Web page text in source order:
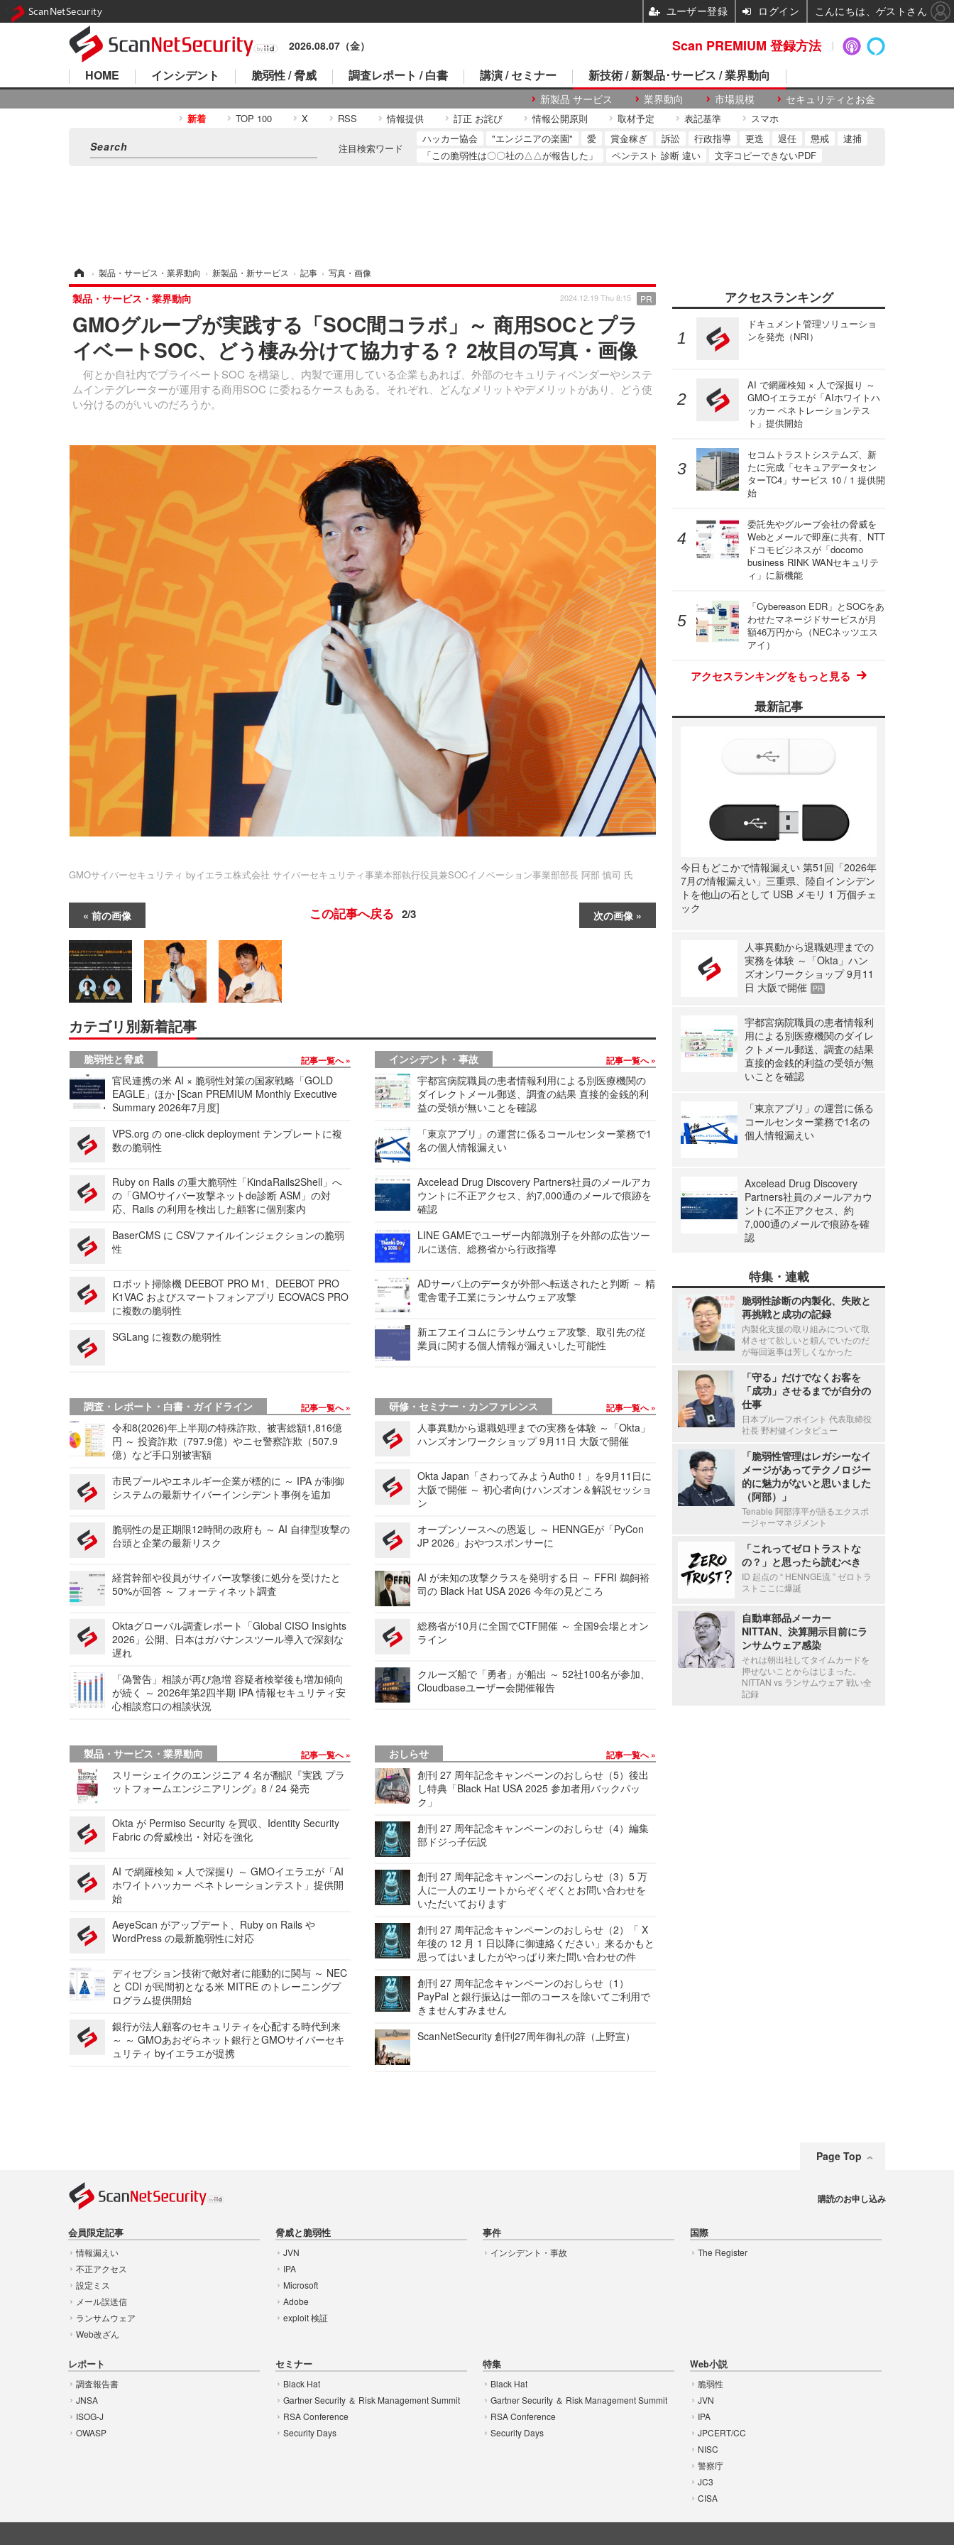
2026.08.07（金）
HOME インシデント 脆弱性 / 脅威 調査レポート / 白書 講演 / セミナー 新技術 / 新製品･サービス / 業界動向
新製品 サービス 業界動向 市場規模 セキュリティとお金
新着 TOP 100 X RSS 情報提供 訂正 お詫び 情報公開原則 取材予定 表記基準 スマホ
注目検索ワード
ハッカー協会 "エンジニアの楽園" 愛 賞金稼ぎ 訴訟 行政指導 更迭 退任 懲戒
逮捕
「この脆弱性は〇〇社の△△が報告した」
ペンテスト 診断 違い 文字コピーできないPDF
› 製品・サービス・業界動向 › 新製品・新サービス › 記事 › 写真・画像
GMOグループが実践する「SOC間コラボ」～ 商用SOCとプラ
イベートSOC、どう棲み分けて協力する？ 2枚目の写真・画像
何とか自社内でプライベートSOC を構築し、内製で運用している企業もあれば、外部のセキュリティベンダーやシステ
ムインテグレーターが運用する商用SOC に委ねるケースもある。それぞれ、どんなメリットやデメリットがあり、どう使
い分けるのがいいのだろうか。
製品・サービス・業界動向 2024.12.19 Thu 8:15 PR
GMOサイバーセキュリティ byイエラエ株式会社 サイバーセキュリティ事業本部執行役員兼SOCイノベーション事業部部長 阿部 慎司 氏
前の画像 次の画像
この記事へ戻る 2/3
カテゴリ別新着記事
脆弱性と脅威 記事一覧へ
官民連携の米 AI × 脆弱性対策の国家戦略「GOLD
EAGLE」ほか [Scan PREMIUM Monthly Executive
Summary 2026年7月度]
VPS.org の one-click deployment テンプレートに複
数の脆弱性
Ruby on Rails の重大脆弱性「KindaRails2Shell」へ
の「GMOサイバー攻撃ネットde診断 ASM」の対
応、Rails の利用を検出した顧客に個別案内
BaserCMS に CSVファイルインジェクションの脆弱
性
ロボット掃除機 DEEBOT PRO M1、DEEBOT PRO
K1VAC およびスマートフォンアプリ ECOVACS PRO
に複数の脆弱性
SGLang に複数の脆弱性
インシデント・事故 記事一覧へ
宇都宮病院職員の患者情報利用による別医療機関の
ダイレクトメール郵送、調査の結果 直接的金銭的利
益の受領が無いことを確認
「東京アプリ」の運営に係るコールセンター業務で1
名の個人情報漏えい
Axcelead Drug Discovery Partners社員のメールアカ
ウントに不正アクセス、約7,000通のメールで痕跡を
確認
LINE GAMEでユーザー内部識別子を外部の広告ツー
ルに送信、総務省から行政指導
ADサーバ上のデータが外部へ転送されたと判断 ～ 精
電舎電子工業にランサムウェア攻撃
新エフエイコムにランサムウェア攻撃、取引先の従
業員に関する個人情報が漏えいした可能性
調査・レポート・白書・ガイドライン 記事一覧へ
令和8(2026)年上半期の特殊詐欺、被害総額1,816億
円 ～ 投資詐欺（797.9億）やニセ警察詐欺（507.9
億）など手口別被害額
市民プールやエネルギー企業が標的に ～ IPA が制御
システムの最新サイバーインシデント事例を追加
脆弱性の是正期限12時間の政府も ～ AI 自律型攻撃の
台頭と企業の最新リスク
経営幹部や役員がサイバー攻撃後に処分を受けたと
50%が回答 ～ フォーティネット調査
Oktaグローバル調査レポート「Global CISO Insights
2026」公開、日本はガバナンスツール導入で深刻な
遅れ
「偽警告」相談が再び急増 容疑者検挙後も増加傾向
が続く ～ 2026年第2四半期 IPA 情報セキュリティ安
心相談窓口の相談状況
研修・セミナー・カンファレンス 記事一覧へ
人事異動から退職処理までの実務を体験 ～「Okta」
ハンズオンワークショップ 9月11日 大阪で開催
Okta Japan「さわってみようAuth0！」を9月11日に
大阪で開催 ～ 初心者向けハンズオン＆解説セッショ
ン
オープンソースへの恩返し ～ HENNGEが「PyCon
JP 2026」おやつスポンサーに
AI が未知の攻撃クラスを発明する日 ～ FFRI 鵜飼裕
司の Black Hat USA 2026 今年の見どころ
総務省が10月に全国でCTF開催 ～ 全国9会場とオン
ライン
クルーズ船で「勇者」が船出 ～ 52社100名が参加、
Cloudbaseユーザー会開催報告
製品・サービス・業界動向 記事一覧へ
スリーシェイクのエンジニア 4 名が翻訳『実践 プラ
ットフォームエンジニアリング』8 / 24 発売
Okta が Permiso Security を買収、Identity Security
Fabric の脅威検出・対応を強化
AI で網羅検知 × 人で深掘り ～ GMOイエラエが「AI
ホワイトハッカー ペネトレーションテスト」提供開
始
AeyeScan がアップデート、Ruby on Rails や
WordPress の最新脆弱性に対応
ディセプション技術で敵対者に能動的に関与 ～ NEC
と CDI が民間初となる米 MITRE のトレーニングプ
ログラム提供開始
銀行が法人顧客のセキュリティを心配する時代到来
～ ～ GMOあおぞらネット銀行とGMOサイバーセキ
ュリティ byイエラエが提携
おしらせ 記事一覧へ
創刊 27 周年記念キャンペーンのおしらせ（5）後出
し特典「Black Hat USA 2025 参加者用バックパッ
ク」
創刊 27 周年記念キャンペーンのおしらせ（4）編集
部ドジっ子伝説
創刊 27 周年記念キャンペーンのおしらせ（3）5 万
人に一人のエリートからぞくぞくとお問い合わせを
いただいております
創刊 27 周年記念キャンペーンのおしらせ（2）「 X
年後の 12 月 1 日以降に御連絡ください」来るかもと
思ってはいましたがやっぱり来た問い合わせの件
創刊 27 周年記念キャンペーンのおしらせ（1）
PayPal と銀行振込は一部のコースを除いてご利用で
きませんすみません
ScanNetSecurity 創刊27周年御礼の辞（上野宣）
アクセスランキング
ドキュメント管理ソリューショ
ンを発売（NRI）
AI で網羅検知 × 人で深掘り ～
GMOイエラエが「AIホワイトハ
ッカー ペネトレーションテス
ト」提供開始
セコムトラストシステムズ、新
たに完成「セキュアデータセン
ターTC4」サービス 10 / 1 提供開
始
委託先やグループ会社の脅威を
Webとメールで即座に共有、NTT
ドコモビジネスが「docomo
business RINK WANセキュリテ
ィ」に新機能
「Cybereason EDR」とSOCをあ
わせたマネージドサービスが月
額46万円から（NECネッツエス
アイ）
アクセスランキングをもっと見る
最新記事
今日もどこかで情報漏えい 第51回「2026年
7月の情報漏えい」三重県、陸自インシデン
トを他山の石として USB メモリ 1 万個チェ
ック
人事異動から退職処理までの
実務を体験 ～「Okta」ハン
ズオンワークショップ 9月11
日 大阪で開催
PR
宇都宮病院職員の患者情報利
用による別医療機関のダイレ
クトメール郵送、調査の結果
直接的金銭的利益の受領が無
いことを確認
「東京アプリ」の運営に係る
コールセンター業務で1名の
個人情報漏えい
Axcelead Drug Discovery
Partners社員のメールアカウ
ントに不正アクセス、約
7,000通のメールで痕跡を確
認
特集・連載
脆弱性診断の内製化、失敗と
再挑戦と成功の記録
内製化支援の取り組みについて取
材させて欲しいと頼んでいたのだ
が毎回返事は芳しくなかった
「守る」だけでなくお客を
「成功」させるまでが自分の
仕事
日本プルーフポイント 代表取締役
社長 野村健インタビュー
「脆弱性管理はレガシーなイ
メージがあってテクノロジー
的に魅力がないと思いました
（阿部）」
Tenable 阿部淳平が語るエクスポ
ージャーマネジメント
「これってゼロトラストな
の？」と思ったら読むべき
ID 起点の “ HENNGE流 ” ゼロトラ
ストここに爆誕
自動車部品メーカー
NITTAN、決算開示目前にラ
ンサムウェア感染
それは朝出社してタイムカードを
押せないことからはじまった。
NITTAN vs ランサムウェア 戦い全
記録
Page Top
会員限定記事
情報漏えい
不正アクセス
設定ミス
メール誤送信
ランサムウェア
Web改ざん
脅威と脆弱性
JVN
IPA
Microsoft
Adobe
exploit 検証
事件
インシデント・事故
国際
The Register
レポート
調査報告書
JNSA
ISOG-J
OWASP
セミナー
Black Hat
Gartner Security ＆ Risk Management Summit
RSA Conference
Security Days
特集
Black Hat
Gartner Security ＆ Risk Management Summit
RSA Conference
Security Days
Web小説
脆弱性
JVN
IPA
JPCERT/CC
NISC
警察庁
JC3
CISA
購読のお申し込み
Scan PREMIUM 登録方法
ScanNetSecurity ユーザー登録 ログイン こんにちは、ゲストさん